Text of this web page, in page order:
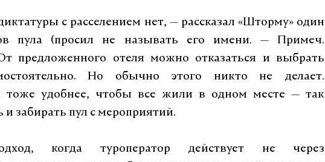
с расселением нет, — рассказал «Шторму» один
пула (просил не называть его имени. — Примеч.
предложенного отеля можно отказаться и выбрать
Но обычно этого никто не делает.
тоже удобнее, чтобы все жили в одном месте — так
и забирать пул с мероприятий.
когда туроператор действует не через